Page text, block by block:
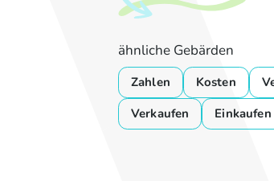
ähnliche Gebärden
Zahlen Kosten
Verkaufen
Einkaufen